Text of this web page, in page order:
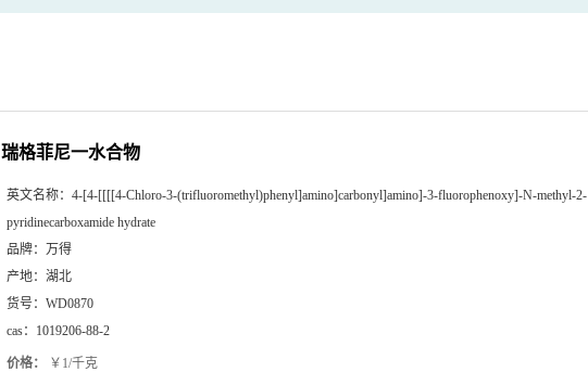
瑞格菲尼一水合物
英文名称： 4-[4-[[[[4-Chloro-3-(trifluoromethyl)phenyl]amino]carbonyl]amino]-3-fluorophenoxy]-N-methyl-2-
pyridinecarboxamide hydrate
品牌： 万得
产地： 湖北
货号： WD0870
cas： 1019206-88-2
价格： ￥1/千克